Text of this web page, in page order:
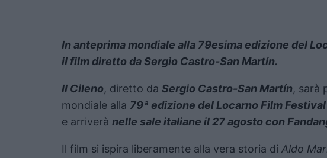
In anteprima mondiale alla 79esima edizione del
il film diretto da Sergio Castro-San Martín.
Il Cileno, diretto da Sergio Castro-San Martín, sarà
mondiale alla 79ª edizione del Locarno Film Festival
e arriverà nelle sale italiane il 27 agosto con
Il film si ispira liberamente alla vera storia di Aldo